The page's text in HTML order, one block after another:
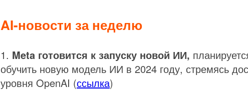
AI-новости за неделю
1. Meta готовится к запуску новой ИИ,
обучить новую модель ИИ в 2024 году, стремясь
уровня OpenAI (ссылка)